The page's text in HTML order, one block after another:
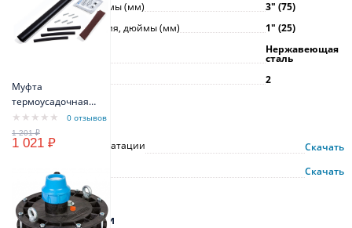
Муфта
термоусадочная
МТК 3x1,5 мм -
3x2,5мм
0 отзывов
1 021 ₽
Диаметр насоса, дюймы (мм)
3ʺ (75)
Размер присоединения, дюймы (мм)
1ʺ (25)
Нержавеющая
сталь
2
Инструкции
Руководство по эксплуатации
Скачать
Описание
Скачать
Отзывы и оценки